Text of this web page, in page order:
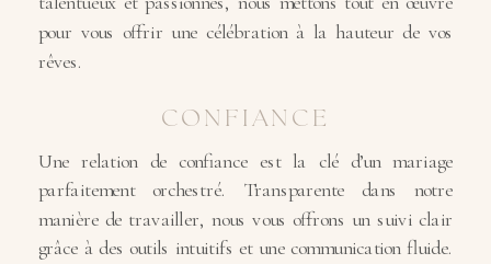
Une relation de confiance est la clé d’un mariage
parfaitement orchestré. Transparente dans notre
manière de travailler, nous vous offrons un suivi clair
grâce à des outils intuitifs et une communication fluide.
CONFIANCE
pour vous offrir une célébration à la hauteur de vos
rêves.